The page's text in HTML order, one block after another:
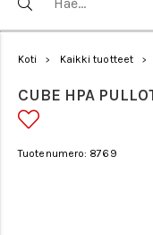
Koti > Kaikki tuotteet >
CUBE HPA
Tuotenumero: 8769